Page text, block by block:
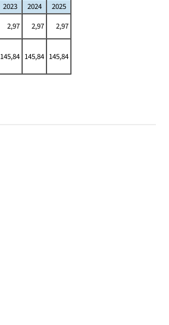
2023 2024
2025
2,97 2,97
2,97
145,84 145,84 145,84